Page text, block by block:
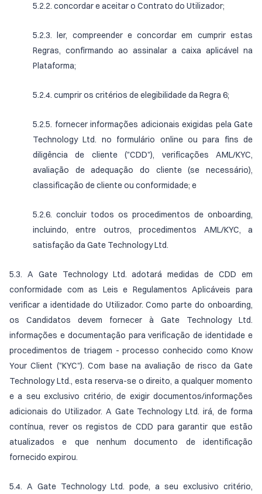
5.2.2. concordar e aceitar o Contrato do Utilizador;
5.2.3. ler, compreender e concordar em cumprir estas
Regras, confirmando ao assinalar a caixa aplicável na
Plataforma;
5.2.4. cumprir os critérios de elegibilidade da Regra 6;
5.2.5. fornecer informações adicionais exigidas pela Gate
Technology Ltd. no formulário online ou para fins de
diligência de cliente ("CDD"), verificações AML/KYC,
avaliação de adequação do cliente (se necessário),
classificação de cliente ou conformidade; e
5.2.6. concluir todos os procedimentos de onboarding,
incluindo, entre outros, procedimentos AML/KYC, a
satisfação da Gate Technology Ltd.
5.3. A Gate Technology Ltd. adotará medidas de CDD em
conformidade com as Leis e Regulamentos Aplicáveis para
verificar a identidade do Utilizador. Como parte do onboarding,
os Candidatos devem fornecer à Gate Technology Ltd.
informações e documentação para verificação de identidade e
procedimentos de triagem - processo conhecido como Know
Your Client ("KYC"). Com base na avaliação de risco da Gate
Technology Ltd., esta reserva-se o direito, a qualquer momento
e a seu exclusivo critério, de exigir documentos/informações
adicionais do Utilizador. A Gate Technology Ltd. irá, de forma
contínua, rever os registos de CDD para garantir que estão
atualizados e que nenhum documento de identificação
fornecido expirou.
5.4. A Gate Technology Ltd. pode, a seu exclusivo critério,